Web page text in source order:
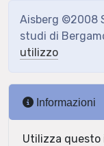
Aisberg ©2008
studi di
utilizzo
Informazioni
Utilizza